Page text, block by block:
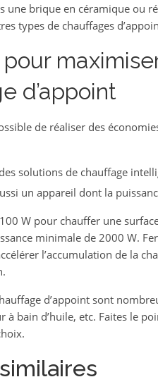
une brique en céramique ou
types de chauffages
pour
d’appoint
de réaliser des
solutions de chauffage
un appareil dont la
W pour chauffer une
minimale de 2000 W.
l’accumulation de la
d’appoint sont
à bain d’huile, etc. Faites le